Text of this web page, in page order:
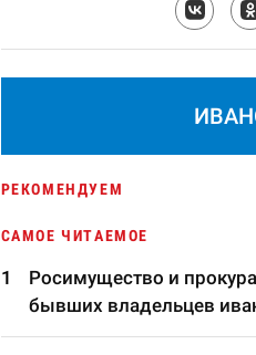
РЕКОМЕНДУЕМ
САМОЕ ЧИТАЕМОЕ
Росимущество и
бывших владельцев